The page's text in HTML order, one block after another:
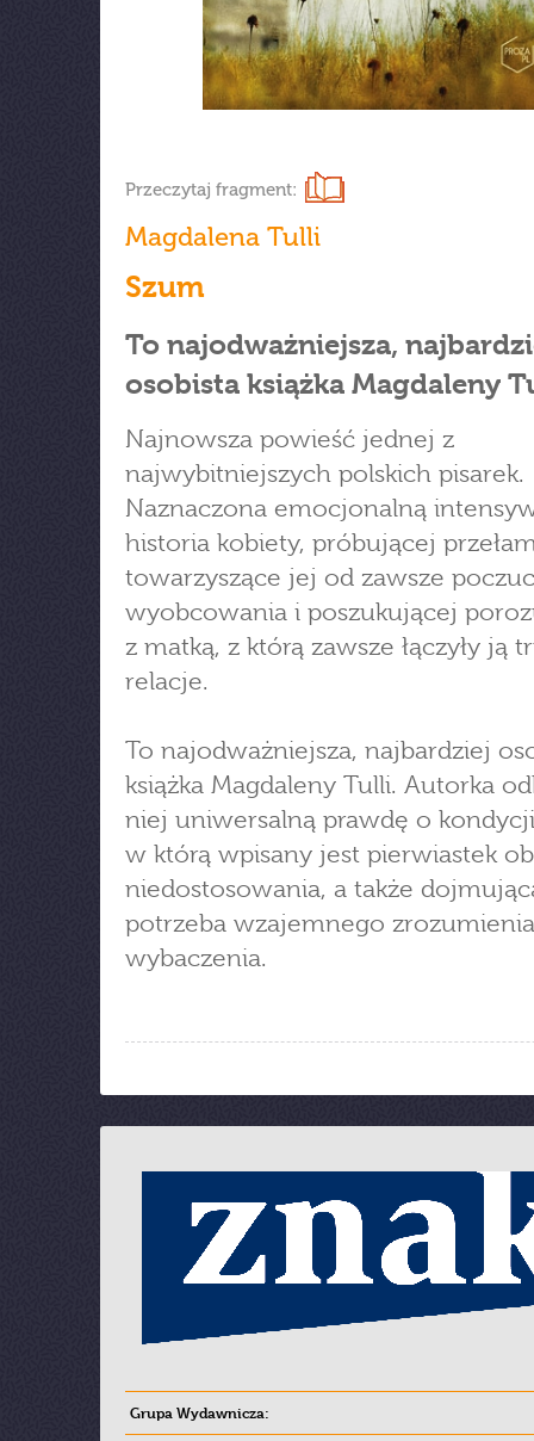
Przeczytaj fragment:
Magdalena Tulli
Szum
To najodważniejsza,
osobista książka Magdaleny
Najnowsza powieść jednej z
najwybitniejszych polskich pisarek.
Naznaczona emocjonalną
historia kobiety, próbującej
towarzyszące jej od zawsze
wyobcowania i poszukującej
z matką, z którą zawsze łączyły ją
relacje.
To najodważniejsza, najbardziej
książka Magdaleny Tulli. Autorka
niej uniwersalną prawdę o
w którą wpisany jest pierwiastek
niedostosowania, a także
potrzeba wzajemnego
wybaczenia.
Grupa Wydawnicza: